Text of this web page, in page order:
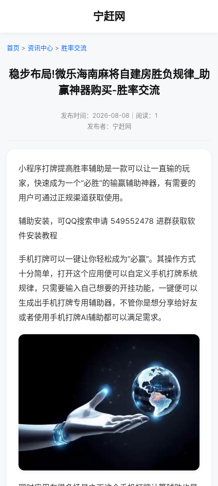
宁赶网
首页 > 资讯中心 > 胜率交流
稳步布局!微乐海南麻将自建房胜负规律_助
赢神器购买-胜率交流
发布时间：2026-08-08｜阅读：1
发布者：宁赶网
小程序打牌提高胜率辅助是一款可以让一直输的玩
家，快速成为一个“必胜”的输赢辅助神器，有需要的
用户可通过正规渠道获取使用。
辅助安装，可QQ搜索申请 549552478 进群获取软
件安装教程
手机打牌可以一键让你轻松成为“必赢”。其操作方式
十分简单，打开这个应用便可以自定义手机打牌系统
规律，只需要输入自己想要的开挂功能，一键便可以
生成出手机打牌专用辅助器，不管你是想分享给好友
或者使用手机打牌AI辅助都可以满足需求。